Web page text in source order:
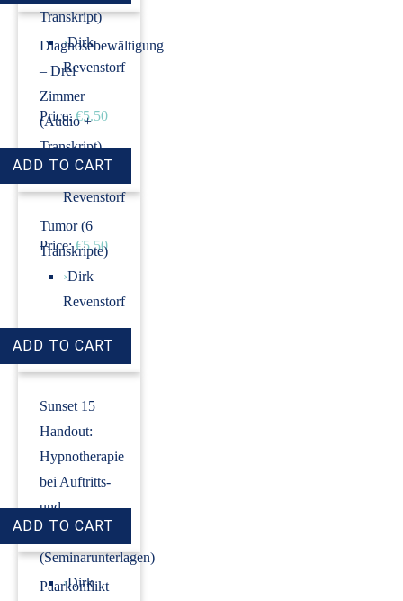
Transkript)
›Dirk
Revenstorf
Price: €5.50
Diagnosebewältigung
– Drei
Zimmer
(Audio +
Transkript)
›Dirk
Revenstorf
Price: €5.50
Tumor (6
Transkripte)
›Dirk
Revenstorf
Price: €18.00
Sunset 15
Handout:
Hypnotherapie
bei Auftritts-
und
Prüfungsangst
(Seminarunterlagen)
›Dirk
Paarkonflikt